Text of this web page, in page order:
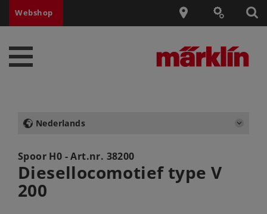
Webshop
Nederlands
Spoor H0 - Art.nr. 38200
Diesellocomotief type V
200